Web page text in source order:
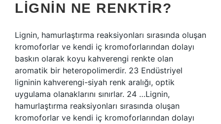
LIGNIN NE RENKTIR?
Lignin, hamurlaştırma reaksiyonları sırasında oluşan
kromoforlar ve kendi iç kromoforlarından dolayı
baskın olarak koyu kahverengi renkte olan
aromatik bir heteropolimerdir. 23 Endüstriyel
ligninin kahverengi-siyah renk aralığı, optik
uygulama olanaklarını sınırlar. 24 …Lignin,
hamurlaştırma reaksiyonları sırasında oluşan
kromoforlar ve kendi iç kromoforlarından dolayı